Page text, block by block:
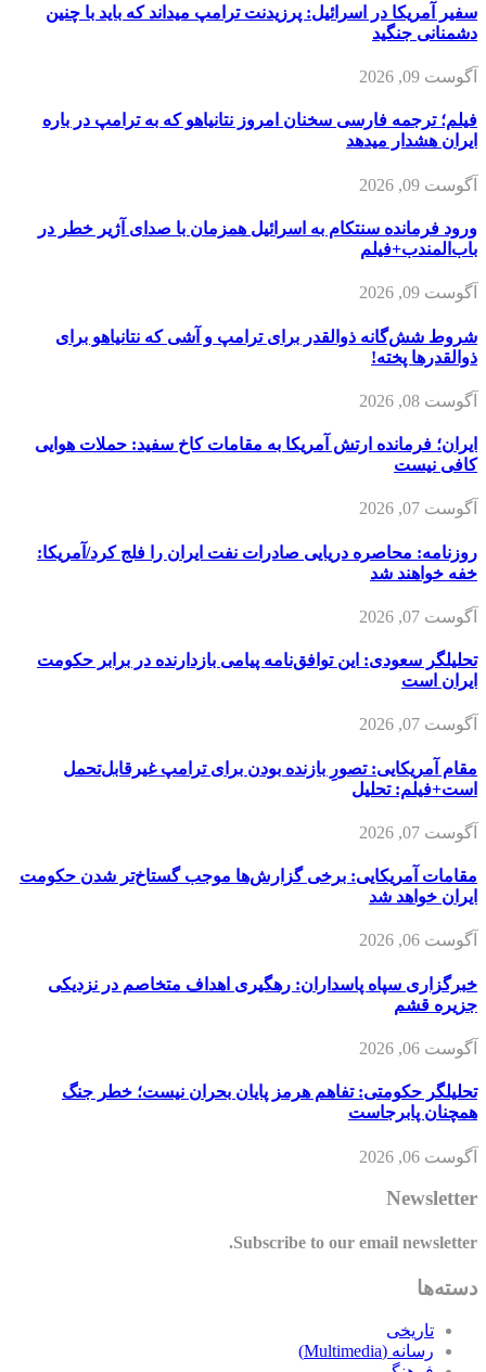
سفیر آمریکا در اسرائیل: پرزیدنت ترامپ میداند که باید با چنین
دشمنانی جنگید
آگوست 09, 2026
فیلم؛ ترجمه فارسی سخنان امروز نتانیاهو که به ترامپ در باره
ایران هشدار میدهد
آگوست 09, 2026
ورود فرمانده سنتکام به اسرائیل همزمان با صدای آژیر خطر در
باب‌المندب+فیلم
آگوست 09, 2026
شروط شش‌گانه ذوالقدر برای ترامپ و آشی که نتانیاهو برای
ذوالقدرها پخته!
آگوست 08, 2026
ایران؛ فرمانده ارتش آمریکا به مقامات کاخ سفید: حملات هوایی
کافی نیست
آگوست 07, 2026
روزنامه: محاصره دریایی صادرات نفت ایران را فلج کرد/آمریکا:
خفه خواهند شد
آگوست 07, 2026
تحلیلگر سعودی: این توافق‌نامه پیامی بازدارنده در برابر حکومت
ایران است
آگوست 07, 2026
مقام آمریکایی: تصورِ بازنده بودن برای ترامپ غیرقابل‌تحمل
است+فیلم: تحلیل
آگوست 07, 2026
مقامات آمریکایی: برخی گزارش‌ها موجب گستاخ‌تر شدن حکومت
ایران خواهد شد
آگوست 06, 2026
خبرگزاری سپاه پاسداران: رهگیری اهداف متخاصم در نزدیکی
جزیره قشم
آگوست 06, 2026
تحلیلگر حکومتی: تفاهم هرمز پایان بحران نیست؛ خطر جنگ
همچنان پابرجاست
آگوست 06, 2026
Newsletter
Subscribe to our email newsletter.
دسته‌ها
تاریخی
رسانه (Multimedia)